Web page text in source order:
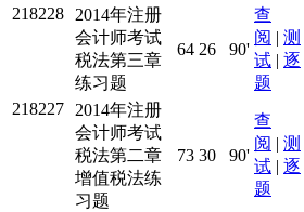
218228
2014年注册
会计师考试
税法第三章
练习题
64 26 90'
查
阅 | 测
试 | 逐
题
218227
2014年注册
会计师考试
税法第二章
增值税法练
习题
73 30 90'
查
阅 | 测
试 | 逐
题